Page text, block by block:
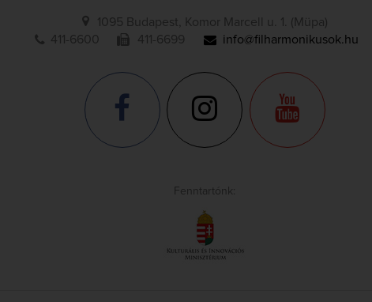
1095 Budapest, Komor Marcell u. 1. (Müpa)
411-6600
411-6699 info@filharmonikusok.hu
Fenntartónk: